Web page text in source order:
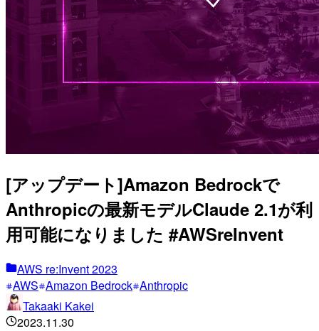
[アップデート]Amazon Bedrockで
Anthropicの最新モデルClaude 2.1が利
用可能になりました #AWSreInvent
AWS re:Invent 2023
AWS Amazon Bedrock Anthropic
Takaaki Kakei
2023.11.30